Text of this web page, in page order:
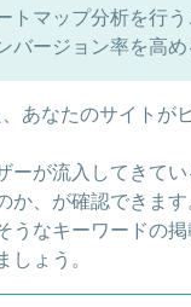
トマップ分析を行
ージョン率を高め
あなたのサイトが
ーが流入してきて
か、が確認できます
うなキーワードの
しょう。